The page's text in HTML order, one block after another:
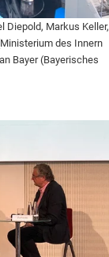
Diepold, Markus Keller,
des Innern
Bayer (Bayerisches